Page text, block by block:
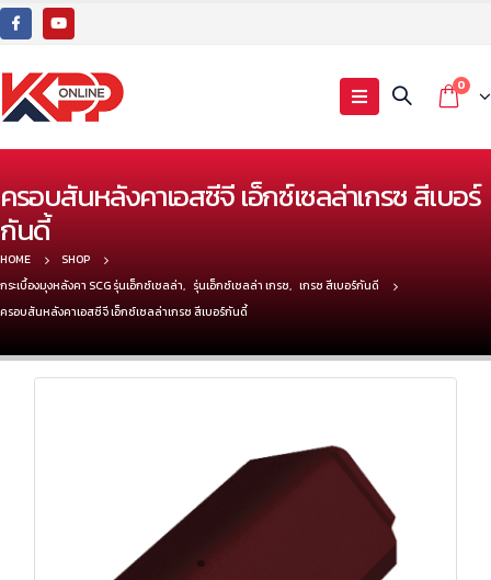
0
ครอบสันหลังคาเอสซีจี เอ็กซ์เซลล่าเกรซ สีเบอร์
กันดี้
HOME
SHOP
กระเบื้องมุงหลังคา SCG รุ่นเอ็กซ์เซลล่า, รุ่นเอ็กซ์เซลล่า เกรซ, เกรซ สีเบอร์กันดี
ครอบสันหลังคาเอสซีจี เอ็กซ์เซลล่าเกรซ สีเบอร์กันดี้